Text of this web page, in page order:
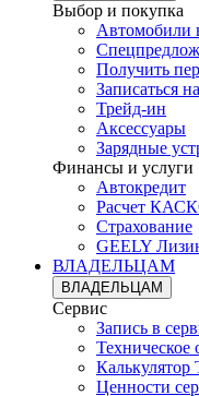
Выбор и покупка
Автомобили
Получить
Записаться
Трейд-ин
Аксессуары
Зарядные
Финансы и услуги
Автокредит
Расчет
Страхование
GEELY
ВЛАДЕЛЬЦАМ
ВЛАДЕЛЬЦАМ
Сервис
Запись в
Техническое
Калькулятор
Ценности